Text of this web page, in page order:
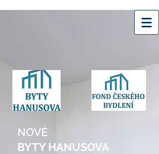
NOVÉ
BYTY HANUSOVA